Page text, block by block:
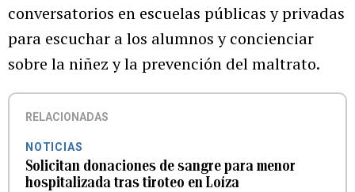
conversatorios en escuelas públicas y privadas
para escuchar a los alumnos y concienciar
sobre la niñez y la prevención del maltrato.
RELACIONADAS
NOTICIAS
Solicitan donaciones de sangre para menor
hospitalizada tras tiroteo en Loíza